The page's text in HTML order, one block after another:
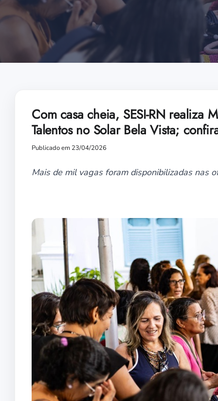
Com casa cheia, SESI-RN realiza
Talentos no Solar Bela Vista;
Publicado em 23/04/2026
Mais de mil vagas foram disponibilizadas nas